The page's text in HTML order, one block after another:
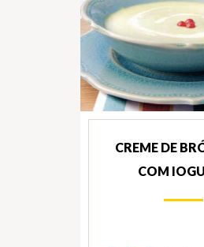
CREME DE
COM